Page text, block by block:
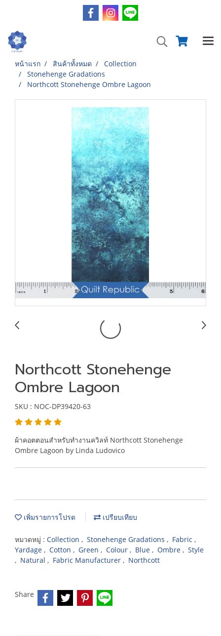
หน้าแรก สินค้าทั้งหมด
Collection
Stonehenge Gradations
Northcott Stonehenge Ombre Lagoon
Northcott Stonehenge
Ombre Lagoon
SKU : NOC-DP39420-63
ผ้าคอตตอนสำหรับทำงานควิลท์ Northcott Stonehenge
Ombre Lagoon by Linda Ludovico
เพิ่มรายการโปรด เปรียบเทียบ
หมวดหมู่ : Collection , Stonehenge Gradations , Fabric ,
Yardage , Cotton , Green , Colour , Blue , Ombre , Style
, Natural , Fabric Manufacturer , Northcott
Share